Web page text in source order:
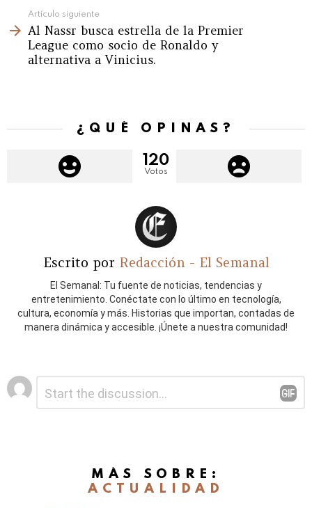
Artículo siguiente
Al Nassr busca estrella de la Premier
League como socio de Ronaldo y
alternativa a Vinicius.
¿QUÉ OPINAS?
120
Votos
Escrito por Redacción - El Semanal
El Semanal: Tu fuente de noticias, tendencias y
entretenimiento. Conéctate con lo último en tecnología,
cultura, economía y más. Historias que importan, contadas de
manera dinámica y accesible. ¡Únete a nuestra comunidad!
Deja
una
MÁS SOBRE:
ACTUALIDAD